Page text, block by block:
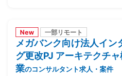
New 一部リモート
メガバンク向け法人イン
グ更改PJ アーキテクチ
業のコンサルタント求人・案件